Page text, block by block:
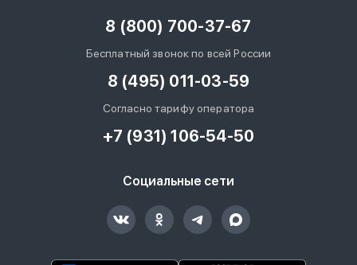
8 (800) 700-37-67
Бесплатный звонок по всей России
8 (495) 011-03-59
Согласно тарифу оператора
+7 (931) 106-54-50
Социальные сети